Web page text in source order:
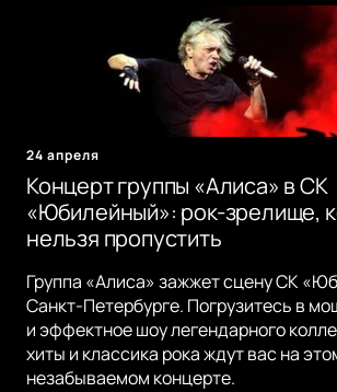
24 апреля
Концерт группы «Алиса» в СК
«Юбилейный»: рок-зрелище,
нельзя пропустить
Группа «Алиса» зажжет сцену СК
Санкт-Петербурге. Погрузитесь в
и эффектное шоу легендарного
хиты и классика рока ждут вас на
незабываемом концерте.